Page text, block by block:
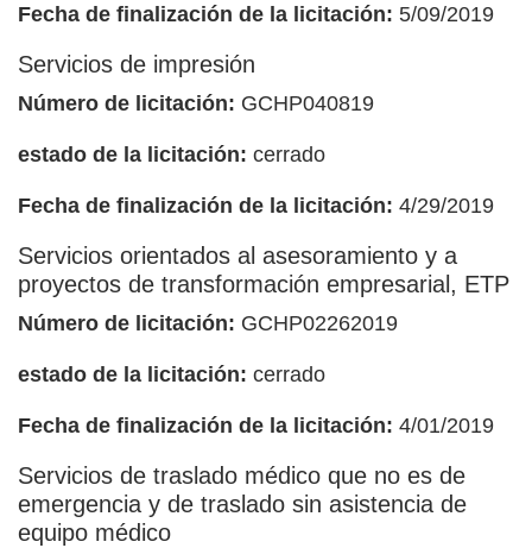
Fecha de finalización de la licitación: 5/09/2019
Servicios de impresión
Número de licitación: GCHP040819
estado de la licitación: cerrado
Fecha de finalización de la licitación: 4/29/2019
Servicios orientados al asesoramiento y a
proyectos de transformación empresarial, ETP
Número de licitación: GCHP02262019
estado de la licitación: cerrado
Fecha de finalización de la licitación: 4/01/2019
Servicios de traslado médico que no es de
emergencia y de traslado sin asistencia de
equipo médico